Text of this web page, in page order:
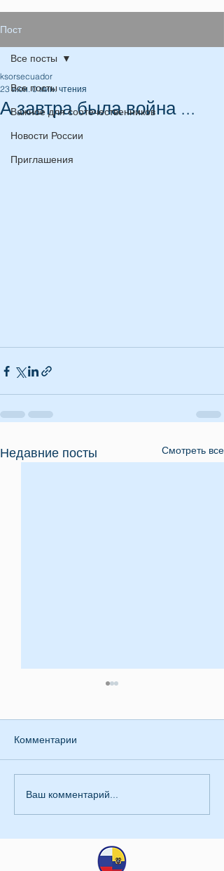
Пост
Все посты
Важное для соотечественников
Новости России
Приглашения
Все посты
А завтра была война ...
ksorsecuador
23 июн. 0 мин. чтения
Недавние посты Смотреть все
Заявление КСОРС
Эквадора
Комментарии
Ваш комментарий...